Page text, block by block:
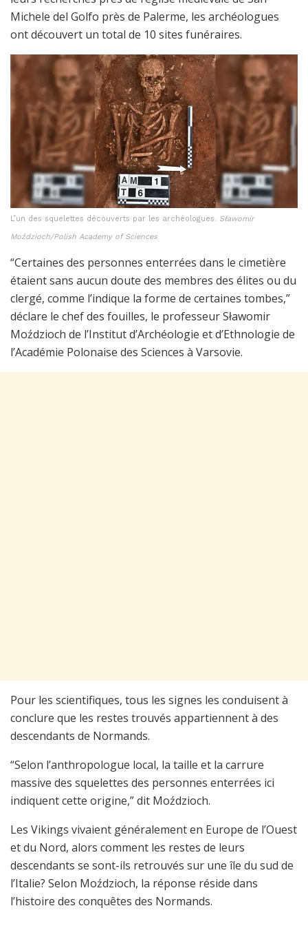
Michele del Golfo près de Palerme, les archéologues
ont découvert un total de 10 sites funéraires.
L’un des squelettes découverts par les archéologues. Sławomir
Moździoch/Polish Academy of Sciences
“Certaines des personnes enterrées dans le cimetière
étaient sans aucun doute des membres des élites ou du
clergé, comme l’indique la forme de certaines tombes,”
déclare le chef des fouilles, le professeur Sławomir
Moździoch de l’Institut d’Archéologie et d’Ethnologie de
l’Académie Polonaise des Sciences à Varsovie.
Pour les scientifiques, tous les signes les conduisent à
conclure que les restes trouvés appartiennent à des
descendants de Normands.
“Selon l’anthropologue local, la taille et la carrure
massive des squelettes des personnes enterrées ici
indiquent cette origine,” dit Moździoch.
Les Vikings vivaient généralement en Europe de l’Ouest
et du Nord, alors comment les restes de leurs
descendants se sont-ils retrouvés sur une île du sud de
l’Italie? Selon Moździoch, la réponse réside dans
l’histoire des conquêtes des Normands.